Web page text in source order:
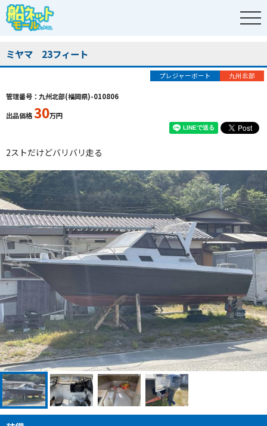
ミヤマ 23フィート
プレジャーボート 九州北部
管理番号：九州北部(福岡県)-010806
出品価格30万円
2ストだけどバリバリ走る